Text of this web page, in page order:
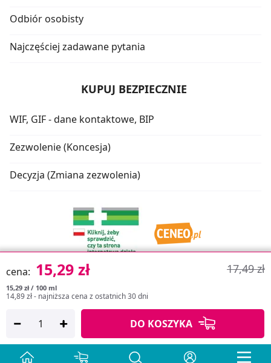
cena: 15,29 zł 17,49 zł
15,29 zł / 100 ml
14,89 zł- najniższa cena z ostatnich 30 dni
DO KOSZYKA
Odbiór osobisty
Najczęściej zadawane pytania
KUPUJ BEZPIECZNIE
WIF, GIF - dane kontaktowe, BIP
Zezwolenie (Koncesja)
Decyzja (Zmiana zezwolenia)
Copyright © 2026
Projekt strony: MEDICARE.PL iAPTUS.PL